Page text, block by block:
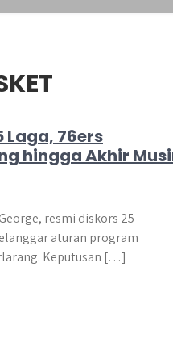
Laga, 76ers
hingga Akhir
resmi diskors 25
aturan program
Keputusan […]